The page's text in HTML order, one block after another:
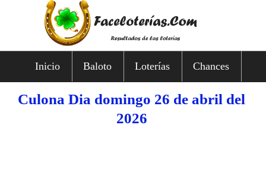
Inicio Baloto Loterías Chances
Culona Dia domingo 26 de abril del
2026